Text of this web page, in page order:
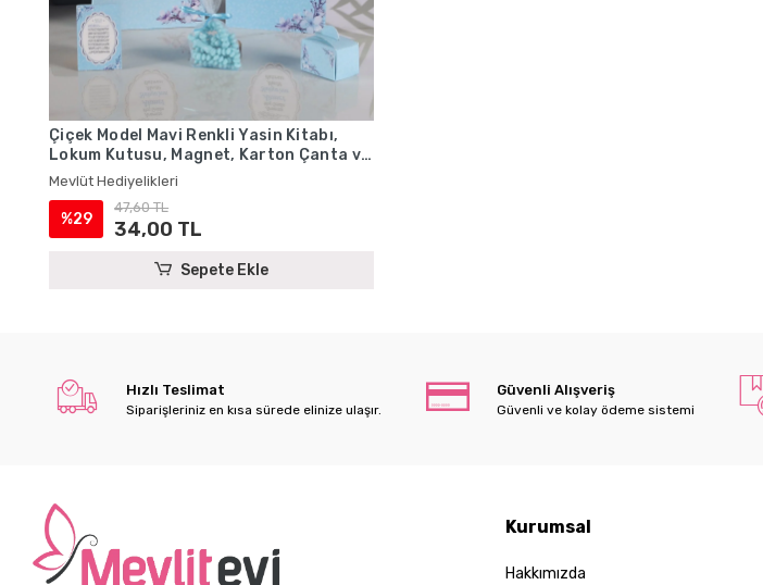
Çiçek Model Mavi Renkli Yasin Kitabı,
Lokum Kutusu, Magnet, Karton Çanta ve
Tesbih - Mevlüt Hediyelikleri
Mevlüt Hediyelikleri
%29
47,60 TL
34,00 TL
Sepete Ekle
Hızlı Teslimat
Siparişleriniz en kısa sürede elinize ulaşır.
Güvenli Alışveriş
Güvenli ve kolay ödeme sistemi
Kurumsal
Hakkımızda